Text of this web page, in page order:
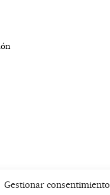
Gestionar consentimiento